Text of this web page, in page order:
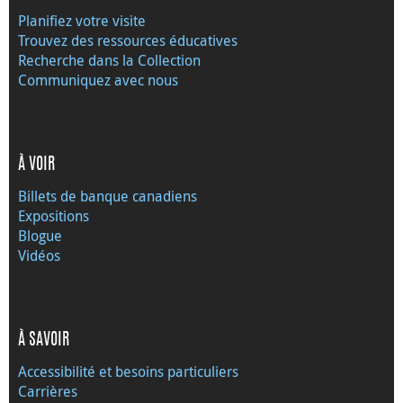
Planifiez votre visite
Trouvez des ressources éducatives
Recherche dans la Collection
Communiquez avec nous
À VOIR
Billets de banque canadiens
Expositions
Blogue
Vidéos
À SAVOIR
Accessibilité et besoins particuliers
Carrières